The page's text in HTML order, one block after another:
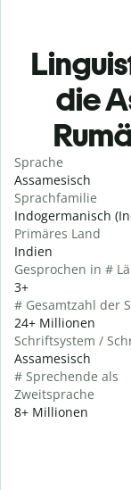
die
Sprache
Assamesisch
Sprachfamilie
Indogermanisch
Primäres Land
Indien
Gesprochen in #
3+
# Gesamtzahl der
24+ Millionen
Schriftsystem /
Assamesisch
# Sprechende als
Zweitsprache
8+ Millionen